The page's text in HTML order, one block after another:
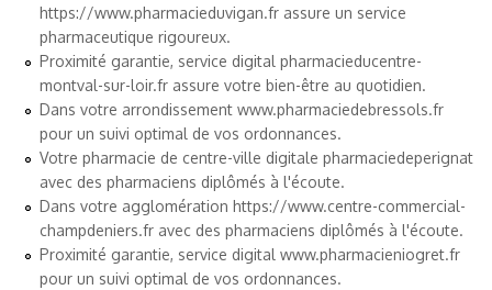
https://www.pharmacieduvigan.fr assure un service
pharmaceutique rigoureux.
Proximité garantie, service digital pharmacieducentre-
montval-sur-loir.fr assure votre bien-être au quotidien.
Dans votre arrondissement www.pharmaciedebressols.fr
pour un suivi optimal de vos ordonnances.
Votre pharmacie de centre-ville digitale pharmaciedeperignat
avec des pharmaciens diplômés à l'écoute.
Dans votre agglomération https://www.centre-commercial-
champdeniers.fr avec des pharmaciens diplômés à l'écoute.
Proximité garantie, service digital www.pharmacieniogret.fr
pour un suivi optimal de vos ordonnances.